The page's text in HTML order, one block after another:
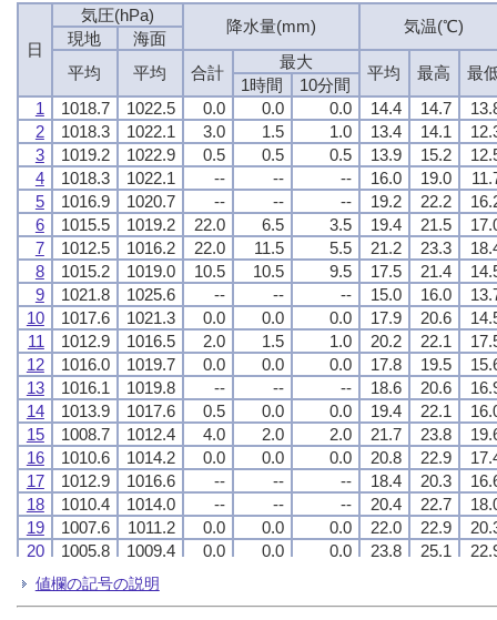
日
気圧(hPa)
降水量(mm) 気温(℃)
現地
海面
平均
平均 合計
最大
平均 最高 最
1時間
10分間
1
1018.7 1022.5 0.0 0.0 0.0 14.4 14.7
2
1018.3 1022.1 3.0 1.5 1.0 13.4 14.1
3
1019.2 1022.9 0.5 0.5 0.5 13.9 15.2
4
1018.3 1022.1 -- -- -- 16.0 19.0
5
1016.9 1020.7 -- -- -- 19.2 22.2
6
1015.5 1019.2 22.0 6.5 3.5 19.4 21.5
7
1012.5 1016.2 22.0 11.5 5.5 21.2 23.3
8
1015.2 1019.0 10.5 10.5 9.5 17.5 21.4
9
1021.8 1025.6 -- -- -- 15.0 16.0
10
1017.6 1021.3 0.0 0.0 0.0 17.9 20.6
11
1012.9 1016.5 2.0 1.5 1.0 20.2 22.1
12
1016.0 1019.7 0.0 0.0 0.0 17.8 19.5
13
1016.1 1019.8 -- -- -- 18.6 20.6
14
1013.9 1017.6 0.5 0.0 0.0 19.4 22.1
15
1008.7 1012.4 4.0 2.0 2.0 21.7 23.8
16
1010.6 1014.2 0.0 0.0 0.0 20.8 22.9
17
1012.9 1016.6 -- -- -- 18.4 20.3
18
1010.4 1014.0 -- -- -- 20.4 22.7
19
1007.6 1011.2 0.0 0.0 0.0 22.0 22.9
20
1005.8 1009.4 0.0 0.0 0.0 23.8 25.1
21
1006.6 1010.2
22
1007.4 1011.1
日
気圧(hPa)
降水量(mm) 気温(℃)
現地
海面
平均
平均 合計
最大
平均 最高 最
1時間
10分間
1
1018.7 1022.5 0.0 0.0 0.0 14.4 14.7
2
1018.3 1022.1 3.0 1.5 1.0 13.4 14.1
3
1019.2 1022.9 0.5 0.5 0.5 13.9 15.2
4
1018.3 1022.1 -- -- -- 16.0 19.0
5
1016.9 1020.7 -- -- -- 19.2 22.2
6
1015.5 1019.2 22.0 6.5 3.5 19.4 21.5
7
1012.5 1016.2 22.0 11.5 5.5 21.2 23.3
8
1015.2 1019.0 10.5 10.5 9.5 17.5 21.4
9
1021.8 1025.6 -- -- -- 15.0 16.0
10
1017.6 1021.3 0.0 0.0 0.0 17.9 20.6
11
1012.9 1016.5 2.0 1.5 1.0 20.2 22.1
12
1016.0 1019.7 0.0 0.0 0.0 17.8 19.5
13
1016.1 1019.8 -- -- -- 18.6 20.6
14
1013.9 1017.6 0.5 0.0 0.0 19.4 22.1
15
1008.7 1012.4 4.0 2.0 2.0 21.7 23.8
16
1010.6 1014.2 0.0 0.0 0.0 20.8 22.9
17
1012.9 1016.6 -- -- -- 18.4 20.3
18
1010.4 1014.0 -- -- -- 20.4 22.7
19
1007.6 1011.2 0.0 0.0 0.0 22.0 22.9
20
1005.8 1009.4 0.0 0.0 0.0 23.8 25.1
21
1006.6 1010.2
22
1007.4 1011.1
日
気圧(hPa)
降水量(mm) 気温(℃)
現地
海面
平均
平均 合計
最大
平均 最高 最
1時間
10分間
1
1018.7 1022.5 0.0 0.0 0.0 14.4 14.7
2
1018.3 1022.1 3.0 1.5 1.0 13.4 14.1
3
1019.2 1022.9 0.5 0.5 0.5 13.9 15.2
4
1018.3 1022.1 -- -- -- 16.0 19.0
5
1016.9 1020.7 -- -- -- 19.2 22.2
6
1015.5 1019.2 22.0 6.5 3.5 19.4 21.5
7
1012.5 1016.2 22.0 11.5 5.5 21.2 23.3
8
1015.2 1019.0 10.5 10.5 9.5 17.5 21.4
9
1021.8 1025.6 -- -- -- 15.0 16.0
10
1017.6 1021.3 0.0 0.0 0.0 17.9 20.6
11
1012.9 1016.5 2.0 1.5 1.0 20.2 22.1
12
1016.0 1019.7 0.0 0.0 0.0 17.8 19.5
13
1016.1 1019.8 -- -- -- 18.6 20.6
14
1013.9 1017.6 0.5 0.0 0.0 19.4 22.1
15
1008.7 1012.4 4.0 2.0 2.0 21.7 23.8
16
1010.6 1014.2 0.0 0.0 0.0 20.8 22.9
17
1012.9 1016.6 -- -- -- 18.4 20.3
18
1010.4 1014.0 -- -- -- 20.4 22.7
19
1007.6 1011.2 0.0 0.0 0.0 22.0 22.9
20
1005.8 1009.4 0.0 0.0 0.0 23.8 25.1
21
1006.6 1010.2
22
1007.4 1011.1
日
気圧(hPa)
降水量(mm) 気温(℃)
現地
海面
平均
平均 合計
最大
平均 最高 最
1時間
10分間
1
1018.7 1022.5 0.0 0.0 0.0 14.4 14.7
2
1018.3 1022.1 3.0 1.5 1.0 13.4 14.1
3
1019.2 1022.9 0.5 0.5 0.5 13.9 15.2
4
1018.3 1022.1 -- -- -- 16.0 19.0
5
1016.9 1020.7 -- -- -- 19.2 22.2
6
1015.5 1019.2 22.0 6.5 3.5 19.4 21.5
7
1012.5 1016.2 22.0 11.5 5.5 21.2 23.3
8
1015.2 1019.0 10.5 10.5 9.5 17.5 21.4
9
1021.8 1025.6 -- -- -- 15.0 16.0
10
1017.6 1021.3 0.0 0.0 0.0 17.9 20.6
11
1012.9 1016.5 2.0 1.5 1.0 20.2 22.1
12
1016.0 1019.7 0.0 0.0 0.0 17.8 19.5
13
1016.1 1019.8 -- -- -- 18.6 20.6
14
1013.9 1017.6 0.5 0.0 0.0 19.4 22.1
15
1008.7 1012.4 4.0 2.0 2.0 21.7 23.8
16
1010.6 1014.2 0.0 0.0 0.0 20.8 22.9
17
1012.9 1016.6 -- -- -- 18.4 20.3
18
1010.4 1014.0 -- -- -- 20.4 22.7
19
1007.6 1011.2 0.0 0.0 0.0 22.0 22.9
20
1005.8 1009.4 0.0 0.0 0.0 23.8 25.1
21
1006.6 1010.2
22
1007.4 1011.1
値欄の記号の説明